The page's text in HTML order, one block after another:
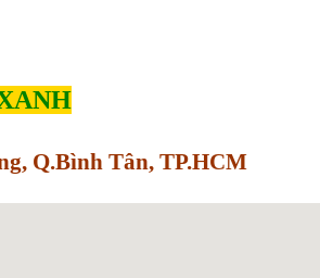
Q.Bình Tân, TP.HCM